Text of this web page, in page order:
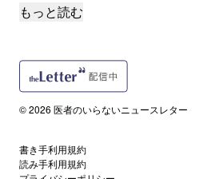
読者限定
2026.07.08
SNSが広げる「合成ペプチド」ブーム。
2026.07.01
もっと読む
© 2026 医者のいらないニュースレター
書き手利用規約
読み手利用規約